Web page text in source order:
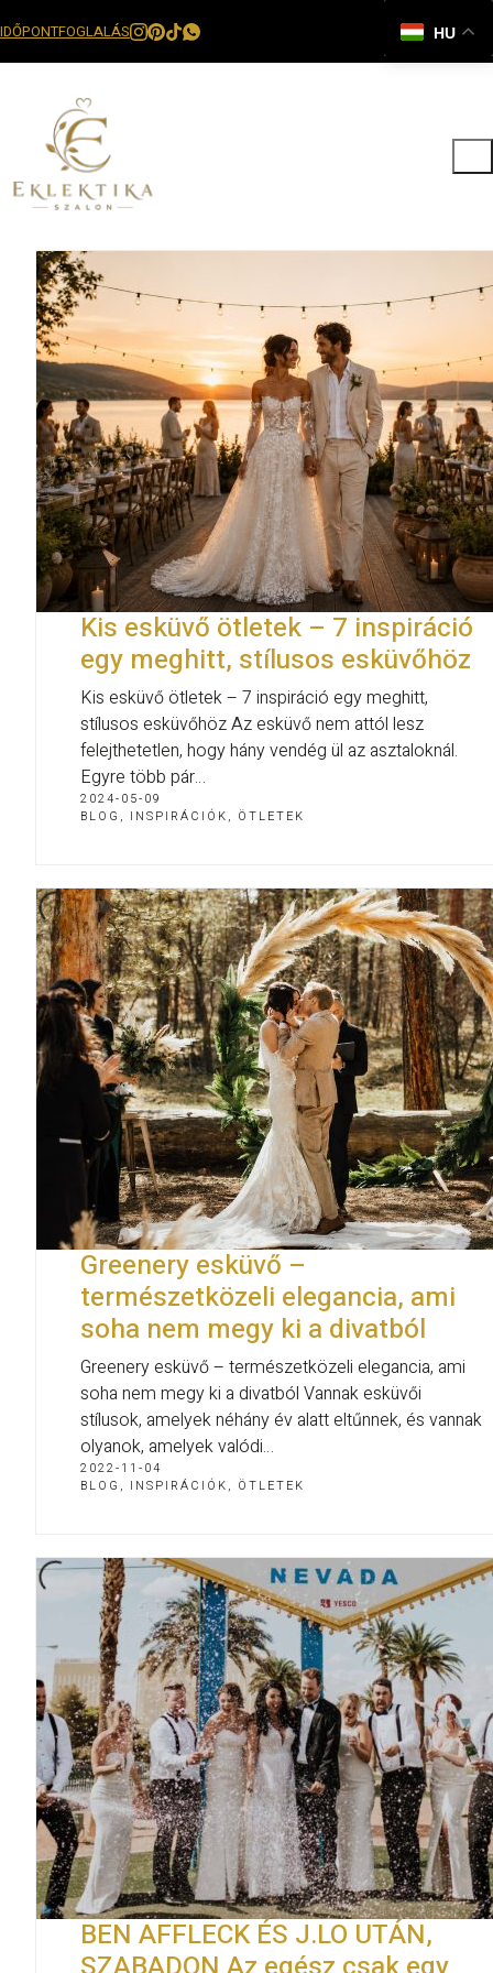
IDŐPONTFOGLALÁS HU
Kis esküvő ötletek – 7 inspiráció
egy meghitt, stílusos esküvőhöz
Kis esküvő ötletek – 7 inspiráció egy meghitt,
stílusos esküvőhöz Az esküvő nem attól lesz
felejthetetlen, hogy hány vendég ül az asztaloknál.
Egyre több pár…
2024-05-09
BLOG , INSPIRÁCIÓK, ÖTLETEK
Greenery esküvő –
természetközeli elegancia, ami
soha nem megy ki a divatból
Greenery esküvő – természetközeli elegancia, ami
soha nem megy ki a divatból Vannak esküvői
stílusok, amelyek néhány év alatt eltűnnek, és vannak
olyanok, amelyek valódi…
2022-11-04
BLOG , INSPIRÁCIÓK, ÖTLETEK
BEN AFFLECK ÉS J.LO UTÁN,